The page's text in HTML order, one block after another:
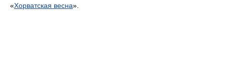
«Хорватская весна».